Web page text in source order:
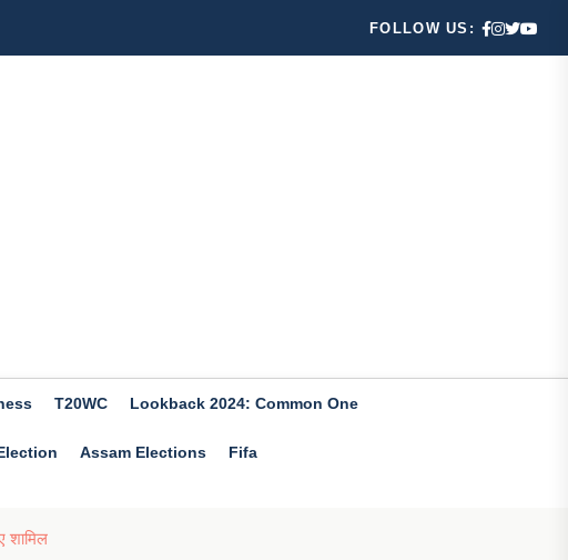
FOLLOW US:
T20WC Lookback 2024: Common One
Assam Elections Fifa
शामिल